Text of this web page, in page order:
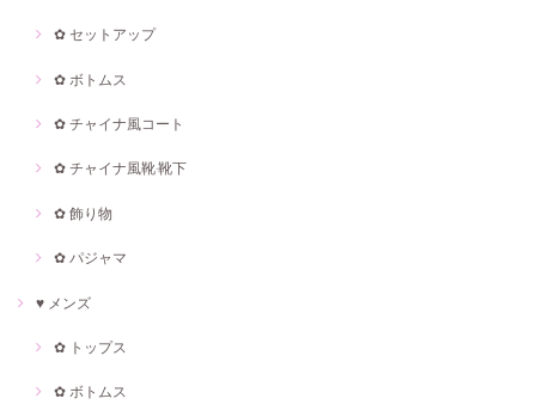
✿ セットアップ
✿ ボトムス
✿ チャイナ風コート
✿ チャイナ風靴·靴下
✿ 飾り物
✿ パジャマ
♥ メンズ
✿ トップス
✿ ボトムス